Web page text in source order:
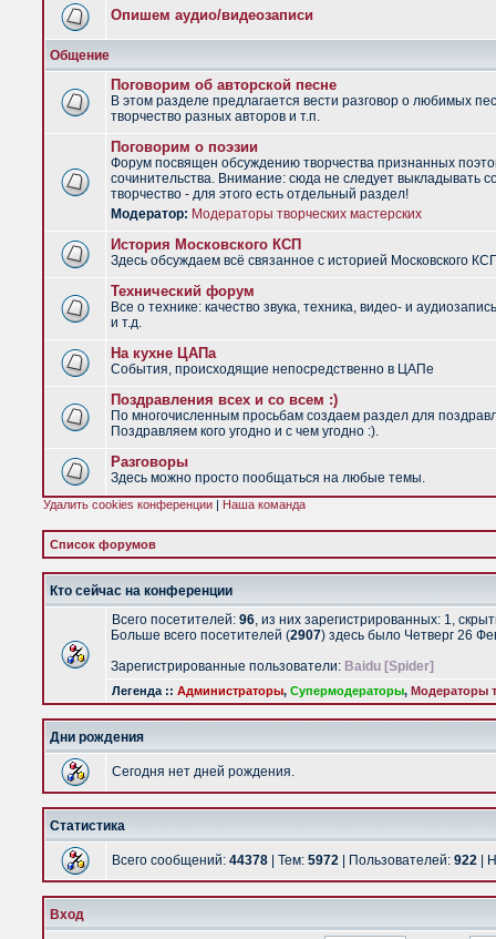
Опишем аудио/видеозаписи
Общение
Поговорим об авторской песне
В этом разделе предлагается вести разговор о любимых
творчество разных авторов и т.п.
Поговорим о поэзии
Форум посвящен обсуждению творчества признанных
сочинительства. Внимание: сюда не следует выкладывать
творчество - для этого есть отдельный раздел!
Модератор: Модераторы творческих мастерских
История Московского КСП
Здесь обсуждаем всё связанное с историей Московского
Технический форум
Все о технике: качество звука, техника, видео- и
и т.д.
На кухне ЦАПа
События, происходящие непосредственно в ЦАПе
Поздравления всех и со всем :)
По многочисленным просьбам создаем раздел для
Поздравляем кого угодно и с чем угодно :).
Разговоры
Здесь можно просто пообщаться на любые темы.
Удалить cookies конференции | Наша команда
Список форумов
Кто сейчас на конференции
Всего посетителей: 96, из них зарегистрированных: 1,
Больше всего посетителей (2907) здесь было Четверг 26
Зарегистрированные пользователи: Baidu [Spider]
Легенда :: Администраторы, Супермодераторы, Модераторы
Дни рождения
Сегодня нет дней рождения.
Статистика
Всего сообщений: 44378 | Тем: 5972 | Пользователей: 922 |
Вход